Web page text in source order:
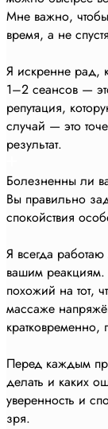
Мне важно,
время, а не
Я искренне рад,
1–2 сеансов —
репутация,
случай — это
результат.
Болезненны ли
Вы правильно
спокойствия
Я всегда
вашим
похожий на тот,
массаже
Перед каждым
делать и каких
уверенность и
зря.